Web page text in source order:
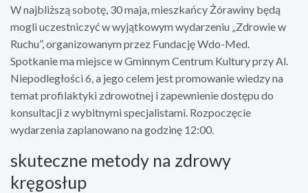
W najbliższą sobotę, 30 maja, mieszkańcy Żórawiny będą
mogli uczestniczyć w wyjątkowym wydarzeniu „Zdrowie w
Ruchu”, organizowanym przez Fundację Wdo-Med.
Spotkanie ma miejsce w Gminnym Centrum Kultury przy Al.
Niepodległości 6, a jego celem jest promowanie wiedzy na
temat profilaktyki zdrowotnej i zapewnienie dostępu do
konsultacji z wybitnymi specjalistami. Rozpoczęcie
wydarzenia zaplanowano na godzinę 12:00.
skuteczne metody na zdrowy
kręgosłup